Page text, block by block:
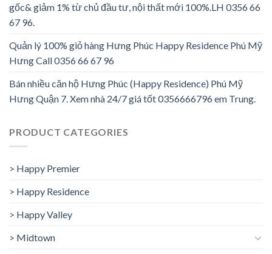
gốc& giảm 1% từ chủ đầu tư, nội thất mới 100%.LH 0356 66
67 96.
Quản lý 100% giỏ hàng Hưng Phúc Happy Residence Phú Mỹ
Hưng Call 0356 66 67 96
Bán nhiều căn hộ Hưng Phúc (Happy Residence) Phú Mỹ
Hưng Quận 7. Xem nhà 24/7 giá tốt 0356666796 em Trung.
PRODUCT CATEGORIES
> Happy Premier
> Happy Residence
> Happy Valley
> Midtown